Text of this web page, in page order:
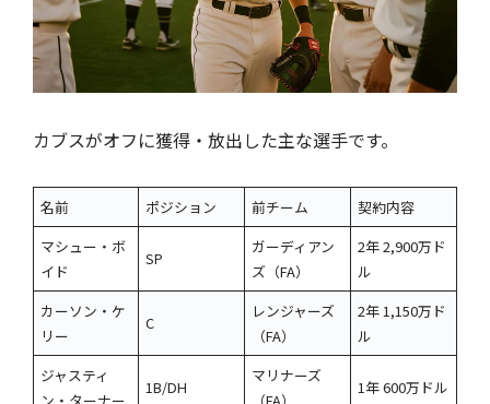
カブスがオフに獲得・放出した主な選手です。
名前 ポジション 前チーム
契約内容
マシュー・ボ
イド
SP
ガーディアン
ズ（FA）
2年 2,900万ド
ル
カーソン・ケ
リー
C
レンジャーズ
（FA）
2年 1,150万ド
ル
ジャスティ
1B/DH
マリナーズ
1年 600万ドル